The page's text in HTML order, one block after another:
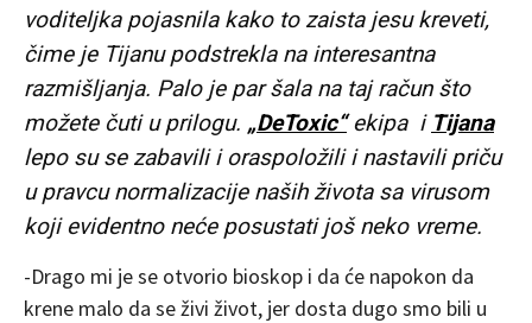
voditeljka pojasnila kako to zaista jesu kreveti,
čime je Tijanu podstrekla na interesantna
razmišljanja. Palo je par šala na taj račun što
možete čuti u prilogu. „DeToxic“ekipa i Tijana
lepo su se zabavili i oraspoložili i nastavili priču
u pravcu normalizacije naših života sa virusom
koji evidentno neće posustati još neko vreme.
-Drago mi je se otvorio bioskop i da će napokon da
krene malo da se živi život, jer dosta dugo smo bili u